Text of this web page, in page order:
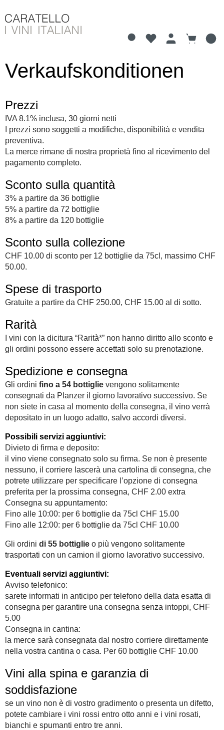
Verkaufskonditionen
Prezzi
IVA 8.1% inclusa, 30 giorni netti
I prezzi sono soggetti a modifiche, disponibilità e vendita
preventiva.
La merce rimane di nostra proprietà fino al ricevimento del
pagamento completo.
Sconto sulla quantità
3% a partire da 36 bottiglie
5% a partire da 72 bottiglie
8% a partire da 120 bottiglie
Sconto sulla collezione
CHF 10.00 di sconto per 12 bottiglie da 75cl, massimo CHF
50.00.
Spese di trasporto
Gratuite a partire da CHF 250.00, CHF 15.00 al di sotto.
Rarità
I vini con la dicitura “Rarità*” non hanno diritto allo sconto e
gli ordini possono essere accettati solo su prenotazione.
Spedizione e consegna
Gli ordini fino a 54 bottiglie vengono solitamente
consegnati da Planzer il giorno lavorativo successivo. Se
non siete in casa al momento della consegna, il vino verrà
depositato in un luogo adatto, salvo accordi diversi.
Possibili servizi aggiuntivi:
Divieto di firma e deposito:
il vino viene consegnato solo su firma. Se non è presente
nessuno, il corriere lascerà una cartolina di consegna, che
potrete utilizzare per specificare l’opzione di consegna
preferita per la prossima consegna, CHF 2.00 extra
Consegna su appuntamento:
Fino alle 10:00: per 6 bottiglie da 75cl CHF 15.00
Fino alle 12:00: per 6 bottiglie da 75cl CHF 10.00
Gli ordini di 55 bottiglie o più vengono solitamente
trasportati con un camion il giorno lavorativo successivo.
Eventuali servizi aggiuntivi:
Avviso telefonico:
sarete informati in anticipo per telefono della data esatta di
consegna per garantire una consegna senza intoppi, CHF
5.00
Consegna in cantina:
la merce sarà consegnata dal nostro corriere direttamente
nella vostra cantina o casa. Per 60 bottiglie CHF 10.00
Vini alla spina e garanzia di
soddisfazione
se un vino non è di vostro gradimento o presenta un difetto,
potete cambiare i vini rossi entro otto anni e i vini rosati,
bianchi e spumanti entro tre anni.